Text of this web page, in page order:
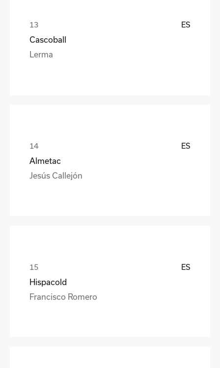
ES
Cascoball
Lerma
ES
Almetac
Jesús Callejón
ES
Hispacold
Francisco Romero